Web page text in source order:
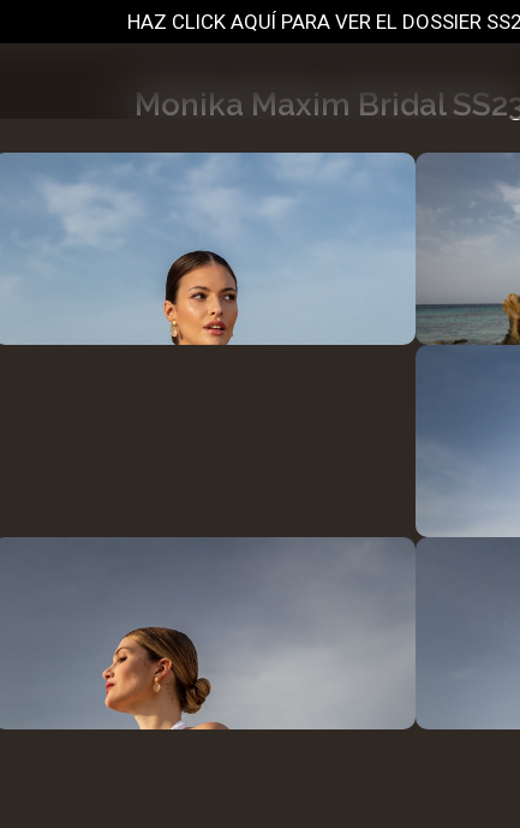
HAZ CLICK AQUÍ PARA VER EL DOSSIER
Monika Maxim Bridal